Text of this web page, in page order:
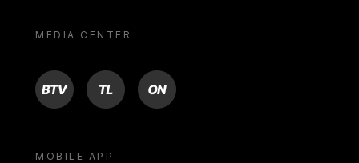
MEDIA CENTER
BTV TL ON
MOBILE APP